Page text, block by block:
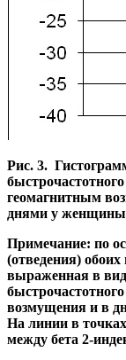
Рис. 3.
геомагнитным
днями у женщины
Примечание: по
(отведения)
выраженная в
возмущения и в
На линии в
между бета 2-